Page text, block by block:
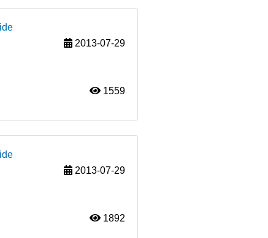
2013-07-29
1559
2013-07-29
1892